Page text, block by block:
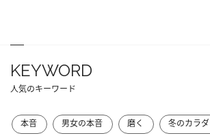
KEYWORD
人気のキーワード
本音 男女の本音 磨く 冬のカラダ